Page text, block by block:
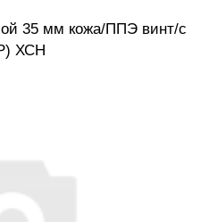
35 мм кожа/ППЭ винт/с
ХСН